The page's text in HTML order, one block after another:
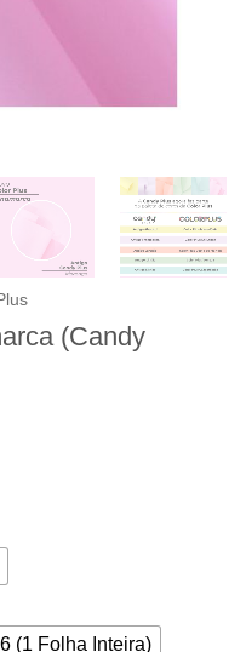
(Candy
(1 Folha Inteira)